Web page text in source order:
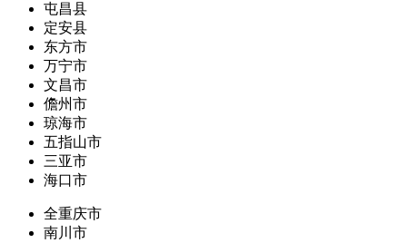
屯昌县
定安县
东方市
万宁市
文昌市
儋州市
琼海市
五指山市
三亚市
海口市
全重庆市
南川市